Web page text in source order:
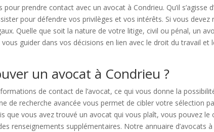
prendre contact avec un avocat à Condrieu. Qu’il
pour défendre vos privilèges et vos intérêts. Si vous
Quelle que soit la nature de votre litige, civil ou pénal, un
guider dans vos décisions en lien avec le droit du travail
un avocat à Condrieu ?
de contact de l’avocat, ce qui vous donne la
de recherche avancée vous permet de cibler votre sélection
que vous avez trouvé un avocat qui vous plaît, vous pouvez
renseignements supplémentaires. Notre annuaire d’avocats